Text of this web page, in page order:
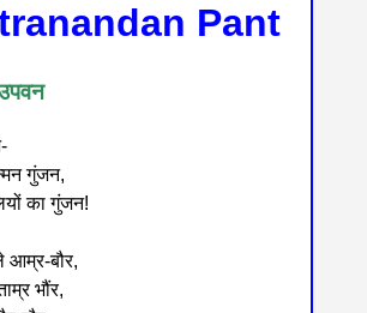
Pant
गुंजन,
का गुंजन!
बौर,
भौंर,